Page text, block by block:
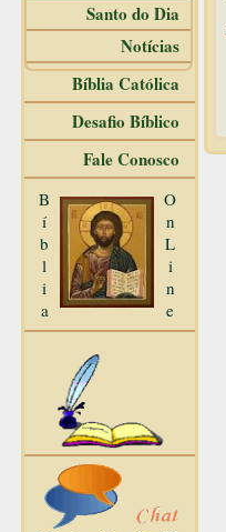
Santo do Dia
Notícias
Bíblia Católica
Desafio Bíblico
Fale Conosco
B
í
b
l
i
a
O
n
L
i
n
e